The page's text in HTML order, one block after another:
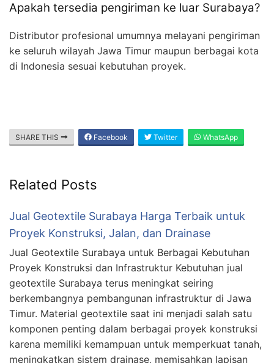
Apakah tersedia pengiriman ke luar Surabaya?
Distributor profesional umumnya melayani pengiriman
ke seluruh wilayah Jawa Timur maupun berbagai kota
di Indonesia sesuai kebutuhan proyek.
SHARE THIS Facebook Twitter WhatsApp
Related Posts
Jual Geotextile Surabaya Harga Terbaik untuk
Proyek Konstruksi, Jalan, dan Drainase
Jual Geotextile Surabaya untuk Berbagai Kebutuhan
Proyek Konstruksi dan Infrastruktur Kebutuhan jual
geotextile Surabaya terus meningkat seiring
berkembangnya pembangunan infrastruktur di Jawa
Timur. Material geotextile saat ini menjadi salah satu
komponen penting dalam berbagai proyek konstruksi
karena memiliki kemampuan untuk memperkuat tanah,
meningkatkan sistem drainase, memisahkan lapisan